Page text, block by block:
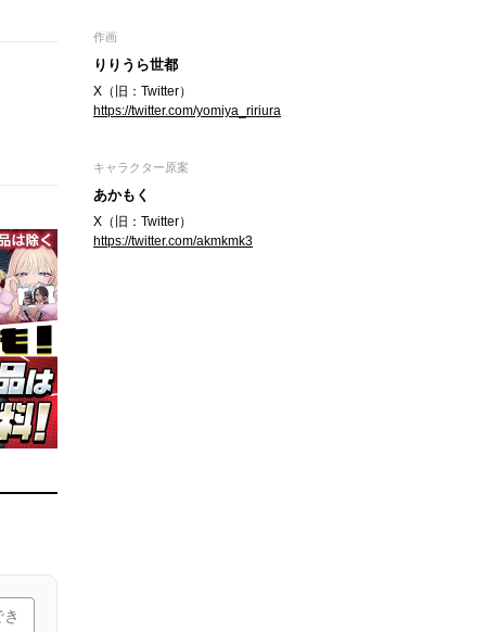
作画
りりうら世都
X（旧：Twitter）
https://twitter.com/yomiya_ririura
キャラクター原案
あかもく
X（旧：Twitter）
https://twitter.com/akmkmk3